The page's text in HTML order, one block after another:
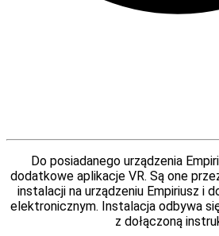
Do posiadanego urządzenia
dodatkowe aplikacje VR. Są one
instalacji na urządzeniu Empiriusz i
elektronicznym. Instalacja odbywa
z dołączoną